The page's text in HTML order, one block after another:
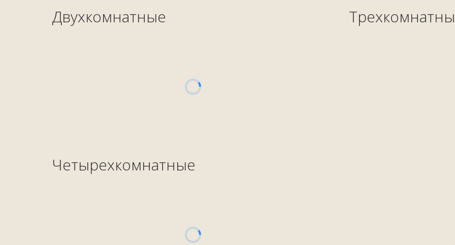
Двухкомнатные
Четырехкомнатные